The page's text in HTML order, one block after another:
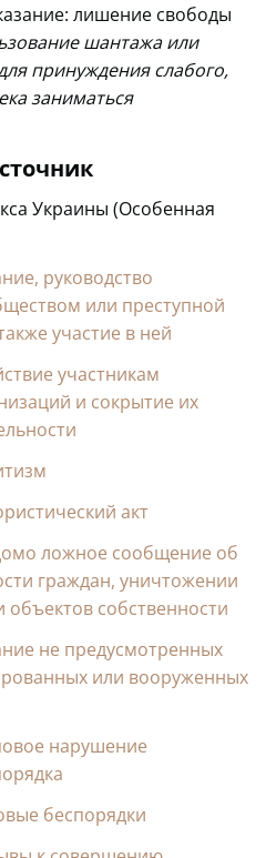
лишение свободы
шантажа или
принуждения слабого,
заниматься
Украины (Особенная
руководство
или преступной
участие в ней
участникам
и сокрытие их
акт
ложное сообщение об
граждан, уничтожении
собственности
не предусмотренных
или вооруженных
нарушение
беспорядки